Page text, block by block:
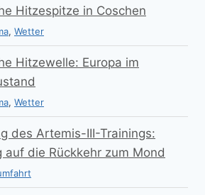
Hitzespitze in Coschen
, Wetter
Hitzewelle: Europa im
, Wetter
des Artemis-III-Trainings:
auf die Rückkehr zum Mond